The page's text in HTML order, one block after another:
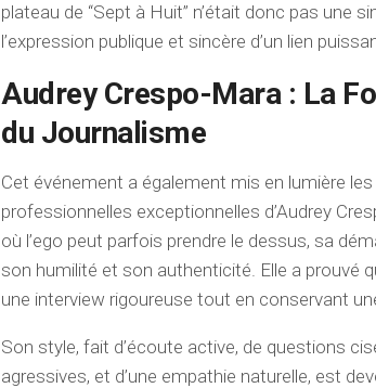
plateau de “Sept à Huit” n’était donc pas une
l’expression publique et sincère d’un lien
Audrey Crespo-Mara : La
du Journalisme
Cet événement a également mis en lumière
professionnelles exceptionnelles d’Audrey
où l’ego peut parfois prendre le dessus, sa
son humilité et son authenticité. Elle a prouvé
une interview rigoureuse tout en conservant
Son style, fait d’écoute active, de questions
agressives, et d’une empathie naturelle, est